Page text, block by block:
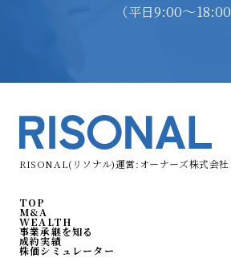
（平日9:00〜18:00
RISONAL(リソナル)運営:オーナーズ株式会社
TOP
M&A
WEALTH
事業承継を知る
成約実績
株価シミュレーター